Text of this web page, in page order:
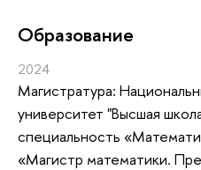
Oбразование
2024
Магистратура:
университет "Высшая
специальность
«Магистр математики.